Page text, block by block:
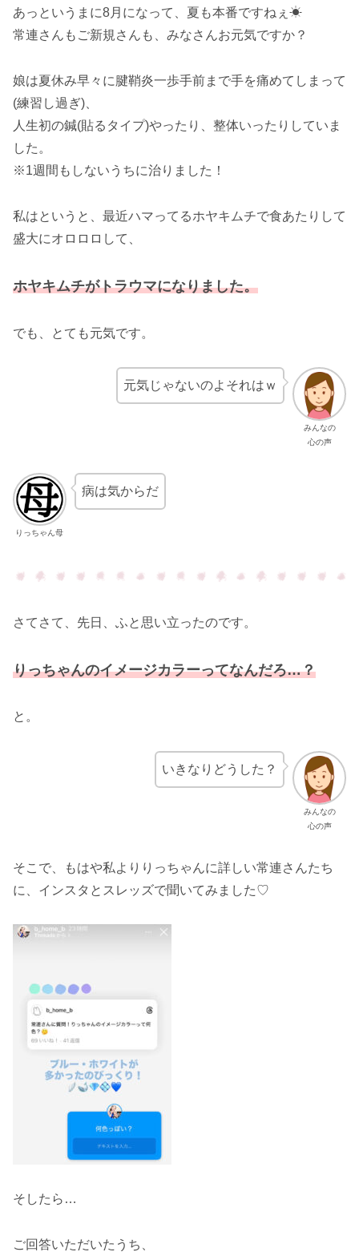
あっというまに8月になって、夏も本番ですねぇ☀
常連さんもご新規さんも、みなさんお元気ですか？
娘は夏休み早々に腱鞘炎一歩手前まで手を痛めてしまって
(練習し過ぎ)、
人生初の鍼(貼るタイプ)やったり、整体いったりしていま
した。
※1週間もしないうちに治りました！
私はというと、最近ハマってるホヤキムチで食あたりして
盛大にオロロロして、
ホヤキムチがトラウマになりました。
でも、とても元気です。
みんなの
心の声
元気じゃないのよそれはｗ
りっちゃん母
病は気からだ
さてさて、先日、ふと思い立ったのです。
りっちゃんのイメージカラーってなんだろ…？
と。
みんなの
心の声
いきなりどうした？
そこで、もはや私よりりっちゃんに詳しい常連さんたち
に、インスタとスレッズで聞いてみました♡
そしたら…
ご回答いただいたうち、